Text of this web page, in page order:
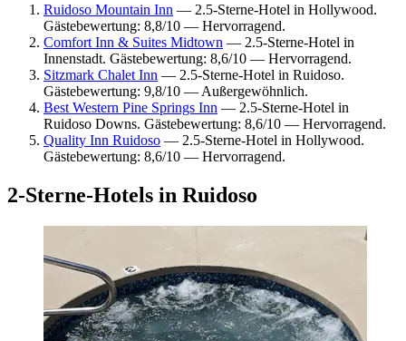
Ruidoso Mountain Inn — 2.5-Sterne-Hotel in Hollywood.
Gästebewertung: 8,8/10 — Hervorragend.
Comfort Inn & Suites Midtown — 2.5-Sterne-Hotel in
Innenstadt. Gästebewertung: 8,6/10 — Hervorragend.
Sitzmark Chalet Inn — 2.5-Sterne-Hotel in Ruidoso.
Gästebewertung: 9,8/10 — Außergewöhnlich.
Best Western Pine Springs Inn — 2.5-Sterne-Hotel in
Ruidoso Downs. Gästebewertung: 8,6/10 — Hervorragend.
Quality Inn Ruidoso — 2.5-Sterne-Hotel in Hollywood.
Gästebewertung: 8,6/10 — Hervorragend.
2-Sterne-Hotels in Ruidoso